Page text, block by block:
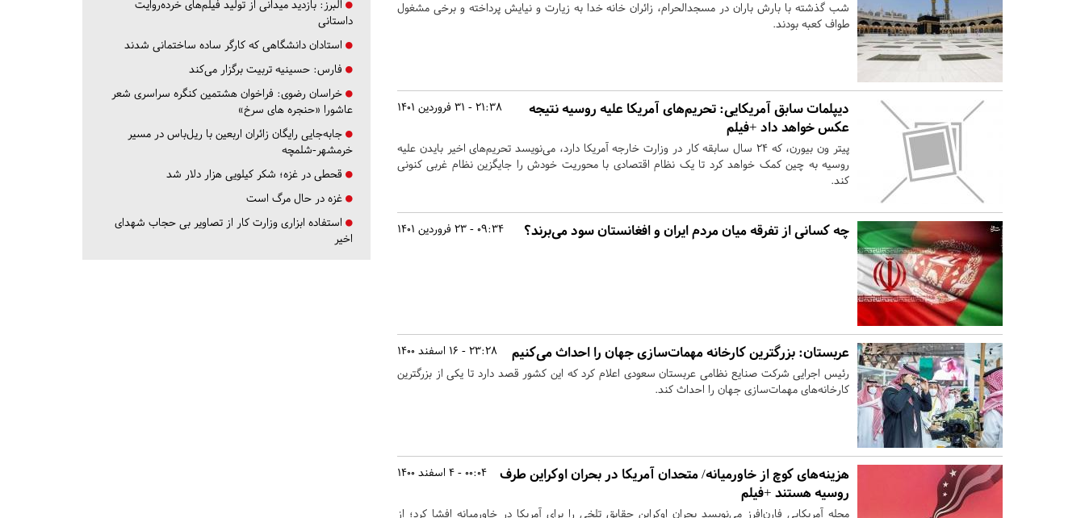
شب گذشته با بارش باران در مسجدالحرام، زائران خانه خدا به زیارت و نیایش پرداخته و برخی مشغول
طواف کعبه بودند.
21:38 - 31 فروردین 1401
دیپلمات سابق آمریکایی: تحریم‌های آمریکا علیه روسیه نتیجه
عکس خواهد داد +فیلم
پیتر ون بیورن، که ۲۴ سال سابقه کار در وزارت خارجه آمریکا دارد، می‌نویسد تحریم‌های اخیر بایدن علیه
روسیه به چین کمک خواهد کرد تا یک نظام اقتصادی با محوریت خودش را جایگزین نظام غربی کنونی
کند.
09:34 - 23 فروردین 1401 چه کسانی از تفرقه میان مردم ایران و افغانستان سود می‌برند؟
23:28 - 16 اسفند 1400 عربستان: بزرگترین کارخانه مهمات‌سازی جهان را احداث می‌کنیم
رئیس اجرایی شرکت صنایع نظامی عربستان سعودی اعلام کرد که این کشور قصد دارد تا یکی از بزرگترین
کارخانه‌های مهمات‌سازی جهان را احداث کند.
00:04 - 4 اسفند 1400
هزینه‌های کوچ از خاورمیانه/ متحدان آمریکا در بحران اوکراین طرف
روسیه هستند +فیلم
مجله آمریکایی فارن‌افرز می‌نویسد بحران اوکراین حقایق تلخی را برای آمریکا در خاورمیانه افشا کرد؛ از
البرز: بازدید میدانی از تولید فیلم‌های خرده‌روایت
داستانی
استادان دانشگاهی که کارگر ساده ساختمانی شدند
فارس: حسینیه تربیت برگزار می‌کند
خراسان رضوی: فراخوان هشتمین کنگره سراسری شعر
عاشورا «حنجره های سرخ»
جابه‌جایی رایگان زائران اربعین با ریل‌باس در مسیر
خرمشهر-شلمچه
قحطی در غزه؛ شکر کیلویی هزار دلار شد
غزه در حال مرگ است
استفاده ابزاری وزارت کار از تصاویر بی حجاب شهدای
اخیر